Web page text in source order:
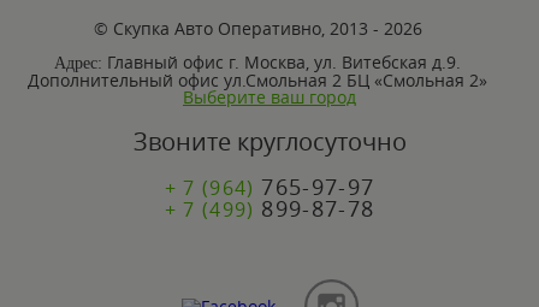
© Скупка Авто Оперативно, 2013 - 2026
Адрес: Главный офис г. Москва, ул. Витебская д.9.
Дополнительный офис ул.Смольная 2 БЦ «Смольная 2»
Выберите ваш город
Звоните круглосуточно
+ 7 (964) 765-97-97
+ 7 (499) 899-87-78